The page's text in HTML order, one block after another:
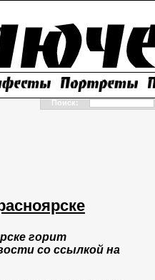
Поиск:
горит
со ссылкой на